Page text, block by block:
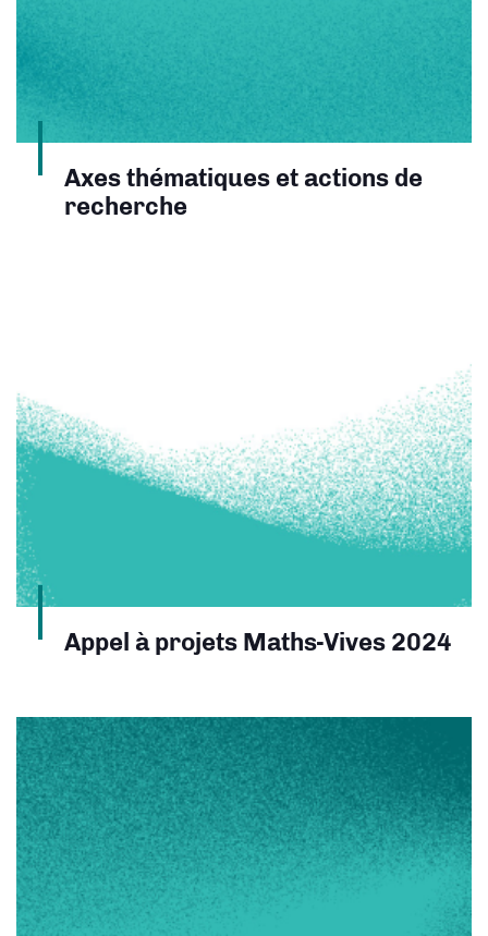
Axes thématiques et actions de
recherche
Appel à projets Maths-Vives 2024